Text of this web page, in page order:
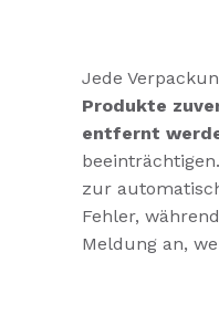
Jede
Produkte
entfernt
zur
Fehler,
Meldung an,